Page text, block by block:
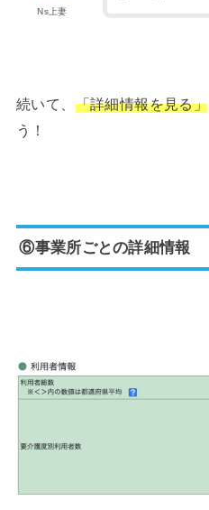
Ns上妻
続いて、 「詳細情報を見る」
う！
⑥事業所ごとの詳細情報